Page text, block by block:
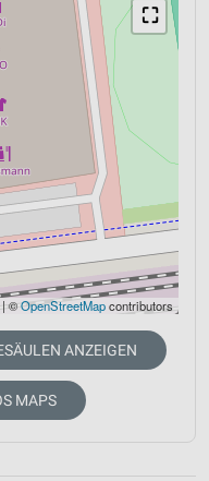
⛶
| ©OpenStreetMapcontributors
ANZEIGEN
MAPS